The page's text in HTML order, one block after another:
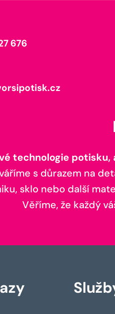
676
technologie
s důrazem na
sklo nebo další
Věříme, že každý